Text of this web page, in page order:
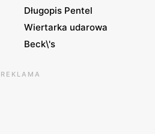
Długopis Pentel
Wiertarka udarowa
Beck\'s
REKLAMA